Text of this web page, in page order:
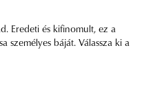
Eredeti és kifinomult, ez a
személyes báját. Válassza ki a